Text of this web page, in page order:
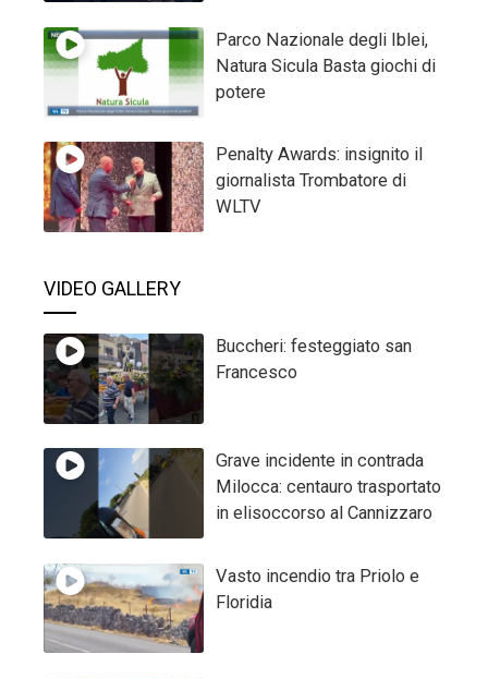
Parco Nazionale degli Iblei,
Natura Sicula Basta giochi di
potere
Penalty Awards: insignito il
giornalista Trombatore di
WLTV
VIDEO GALLERY
Buccheri: festeggiato san
Francesco
Grave incidente in contrada
Milocca: centauro trasportato
in elisoccorso al Cannizzaro
Vasto incendio tra Priolo e
Floridia